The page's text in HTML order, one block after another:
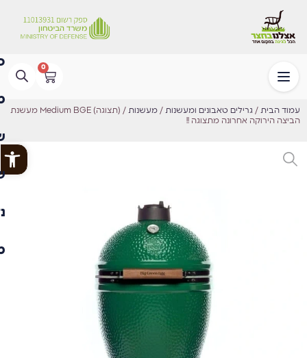
0
עמוד הבית / גרילים טאבונים ומעשנות / מעשנות
/ (תצוגה) Medium BGE מעשנת
הביצה הירוקה אחרונה מתצוגה !!